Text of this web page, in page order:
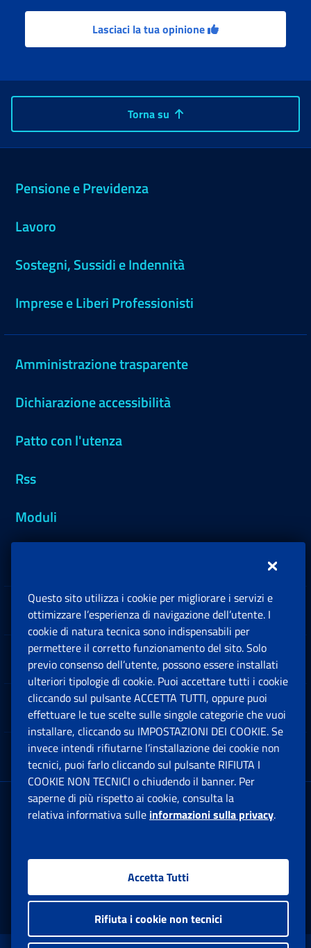
Lasciaci la tua opinione
Torna su
Pensione e Previdenza
Lavoro
Sostegni, Sussidi e Indennità
Imprese e Liberi Professionisti
Amministrazione trasparente
Dichiarazione accessibilità
Patto con l'utenza
Rss
Moduli
Sedi e Contatti
Software
Note Legali
App mobile
Sede Legale : Via Ciro il Grande, 21
00144 Roma
Facebook: Apre una nuova finestra
Twitter: Apre una nuova finestra
Whatsapp: Apre una nuova
Youtube: Apre una
Instagram:
Questo sito utilizza i cookie per migliorare i servizi e
ottimizzare l’esperienza di navigazione dell’utente. I
cookie di natura tecnica sono indispensabili per
permettere il corretto funzionamento del sito. Solo
previo consenso dell’utente, possono essere installati
ulteriori tipologie di cookie. Puoi accettare tutti i cookie
cliccando sul pulsante ACCETTA TUTTI, oppure puoi
effettuare le tue scelte sulle singole categorie che vuoi
installare, cliccando su IMPOSTAZIONI DEI COOKIE. Se
invece intendi rifiutarne l’installazione dei cookie non
tecnici, puoi farlo cliccando sul pulsante RIFIUTA I
COOKIE NON TECNICI o chiudendo il banner. Per
saperne di più rispetto ai cookie, consulta la
relativa informativa sulle informazioni sulla privacy.
Accetta Tutti
Rifiuta i cookie non tecnici